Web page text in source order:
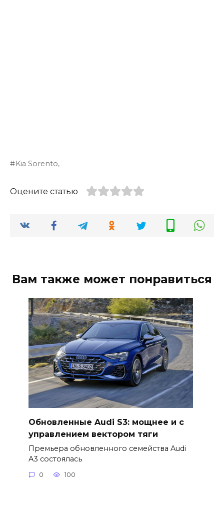
Kia Sorento,
Оцените статью
Вам также может понравиться
Обновленные Audi S3: мощнее и с
управлением вектором тяги
Премьера обновленного семейства Audi
A3 состоялась
0 100